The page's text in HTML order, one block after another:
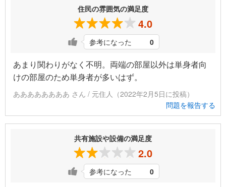
住民の雰囲気の満足度
4.0
参考になった 0
あまり関わりがなく不明。両端の部屋以外は単身者向
けの部屋のため単身者が多いはず。
ああああああああ さん / 元住人（2022年2月5日に投稿）
問題を報告する
共有施設や設備の満足度
2.0
参考になった 0